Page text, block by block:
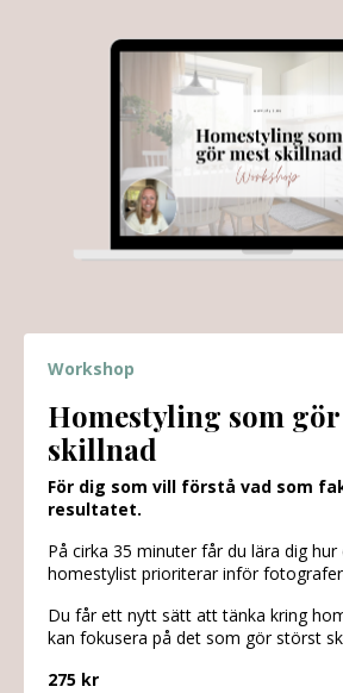
Workshop
Homestyling som
skillnad
För dig som vill förstå vad som
resultatet.
På cirka 35 minuter får du lära dig
homestylist prioriterar inför
Du får ett nytt sätt att tänka kring
kan fokusera på det som gör störst
275 kr